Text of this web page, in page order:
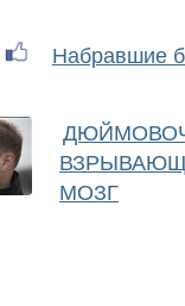
Набравшие
МОЗГ